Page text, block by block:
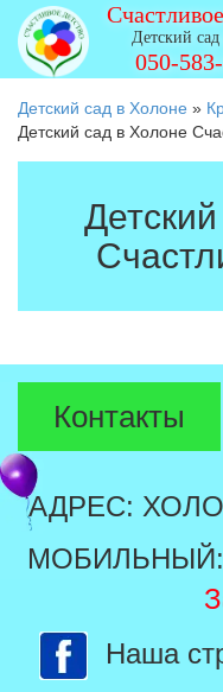
Детский
050-
Детский сад в Холоне »
Детский сад в Холоне
Контакты
АДРЕС:
МОБИЛЬНЫЙ:
Наша